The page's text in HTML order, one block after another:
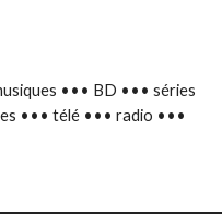
••• BD ••• séries
••• télé ••• radio •••